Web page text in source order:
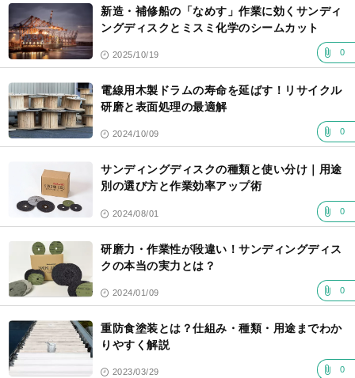
新造・補修船の「なめす」作業に効くサンディ
ングディスクとミスミ化学のシームカット
2025/10/19 0
電線用木製ドラムの寿命を延ばす！リサイクル
研磨と表面処理の最適解
2024/10/09 0
サンディングディスクの種類と使い分け｜用途
別の選び方と作業効率アップ術
2024/08/01 0
研磨力・作業性が段違い！サンディングディス
クの本当の実力とは？
2024/01/09 0
重防食塗装とは？仕組み・種類・用途までわか
りやすく解説
2023/03/29 0